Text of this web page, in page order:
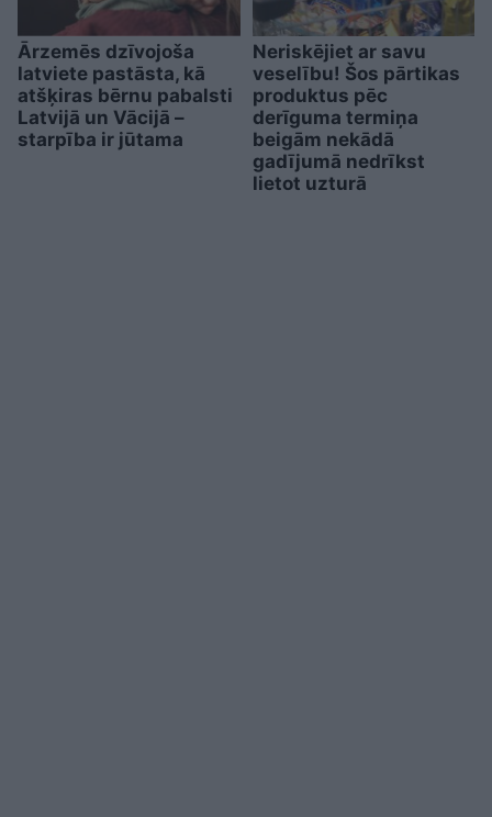
Ārzemēs dzīvojoša
latviete pastāsta, kā
atšķiras bērnu pabalsti
Latvijā un Vācijā –
starpība ir jūtama
Neriskējiet ar savu
veselību! Šos pārtikas
produktus pēc
derīguma termiņa
beigām nekādā
gadījumā nedrīkst
lietot uzturā